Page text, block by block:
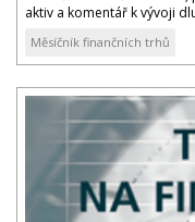
aktiv a komentář k vývoji
Měsíčník finančních trhů